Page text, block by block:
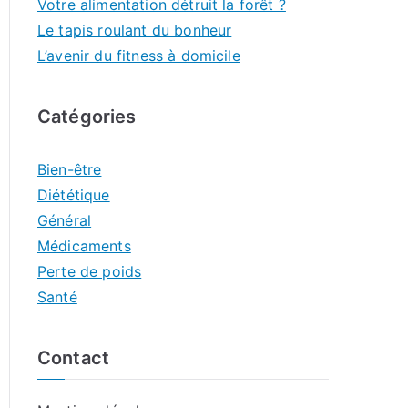
Votre alimentation détruit la forêt ?
Le tapis roulant du bonheur
L’avenir du fitness à domicile
Catégories
Bien-être
Diététique
Général
Médicaments
Perte de poids
Santé
Contact